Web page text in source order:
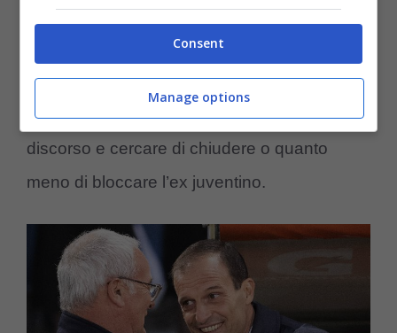
vanno come vorrebbe. Sarebbero contenti di
portare avanti la situazione per
qualche ci sarebbe anche ilMilan, anche per
questoRanierivorrebbe accelerare il
discorso e cercare di chiudere o quanto
meno di bloccare l’ex juventino.
Consent
Manage options